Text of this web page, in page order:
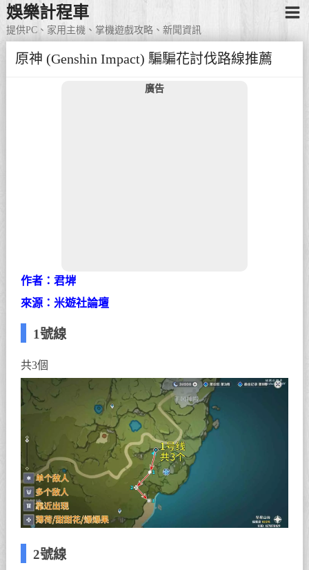
娛樂計程車
提供PC、家用主機、掌機遊戲攻略、新聞資訊
原神 (Genshin Impact) 騙騙花討伐路線推薦
廣告
作者：君堓
來源：米遊社論壇
1號線
共3個
2號線